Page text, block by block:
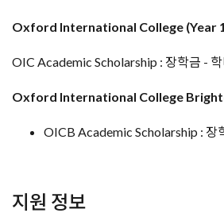
Oxford International College (Year
OIC Academic Scholarship : 장학금 -
Oxford International College
OICB Academic Scholarship : 장
지원 정보